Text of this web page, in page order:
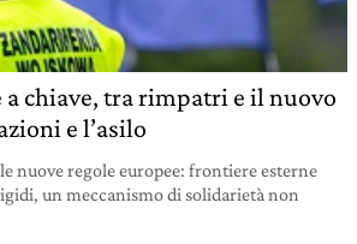
a chiave, tra rimpatri e il nuovo
e l’asilo
nuove regole europee: frontiere esterne
un meccanismo di solidarietà non